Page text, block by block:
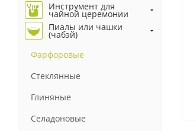
Инструмент для
чайной церемонии
Пиалы или чашки
(чабэй)
Фарфоровые
Стеклянные
Глиняные
Селадоновые